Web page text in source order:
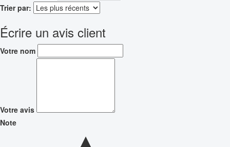
Trier par:
Écrire un avis client
Votre nom
Votre avis
Note